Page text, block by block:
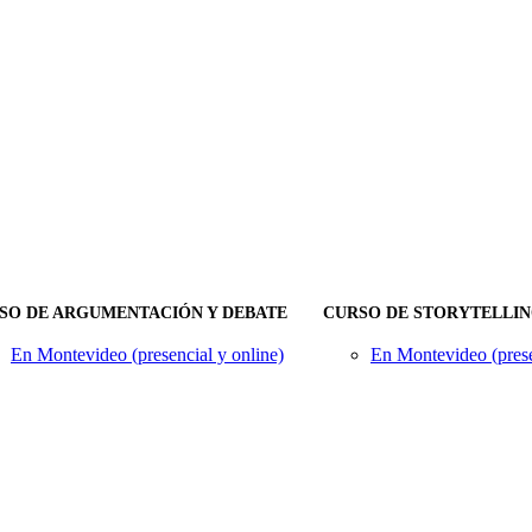
DE ARGUMENTACIÓN Y DEBATE
En Montevideo (presencial y online)
CURSO DE
En Montevideo